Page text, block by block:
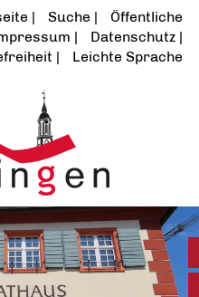
Suche
Öffentliche
Datenschutz
Leichte Sprache